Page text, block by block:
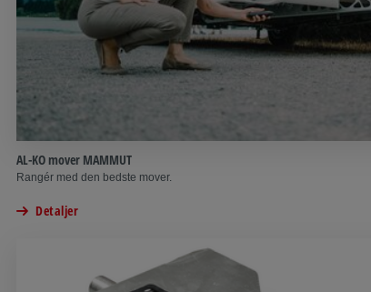
AL-KO mover MAMMUT
Rangér med den bedste mover.
Detaljer